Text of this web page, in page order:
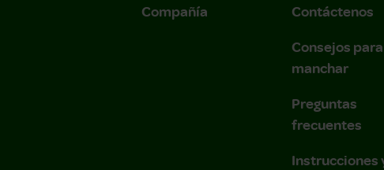
Compañía
Contáctenos
Consejos para
manchar
Preguntas
frecuentes
Instrucciones